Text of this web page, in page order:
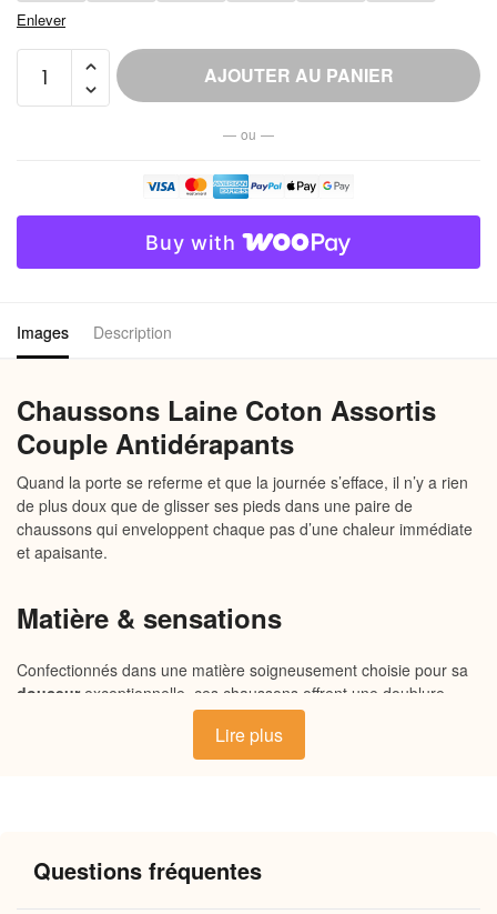
Enlever
Chaussons
Couple
AJOUTER AU PANIER
— ou —
Buy with
Images Description
Chaussons Laine Coton Assortis
Couple Antidérapants
Quand la porte se referme et que la journée s’efface, il n’y a rien
de plus doux que de glisser ses pieds dans une paire de
chaussons qui enveloppent chaque pas d’une chaleur immédiate
et apaisante.
Matière & sensations
Confectionnés dans une matière soigneusement choisie pour sa
douceurexceptionnelle, ces chaussons offrent une doublure
moelleuse qui retient naturellement lachaleur
Leur semelle souple et antidérapante garantit une adhérence
sûre sur tous vos sols, tandis que leur enveloppe extérieure
Pourquoi vous allez l’adorer
Lire plus
Questions fréquentes